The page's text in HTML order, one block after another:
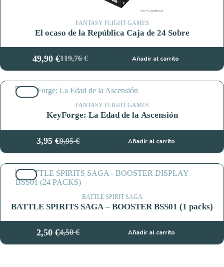
FANTASY FLIGHT GAMES
El ocaso de la República Caja de 24 Sobre
119,76€
El
precio
original
era:
119,76 €.
49,90 €El
precio
actual
es:
49,90 €.
Añadir al carrito
FANTASY FLIGHT GAMES
KeyForge: La Edad de la Ascensión
9,95€
El
precio
original
era:
9,95 €.
3,95 €El
precio
actual
es:
3,95 €.
Añadir al carrito
BATTLE SPIRIT SAGA
BATTLE SPIRITS SAGA – BOOSTER BSS01 (1 packs)
4,50€
El
precio
2,50 €El
precio
Añadir al carrito